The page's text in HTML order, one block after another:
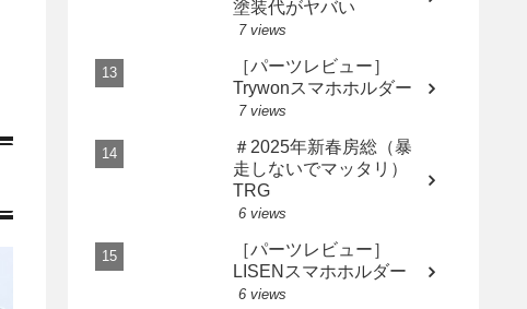
塗装代がヤバい
7 views
［パーツレビュー］
Trywonスマホホルダー
7 views
＃2025年新春房総（暴
走しないでマッタリ）
TRG
6 views
［パーツレビュー］
LISENスマホホルダー
6 views